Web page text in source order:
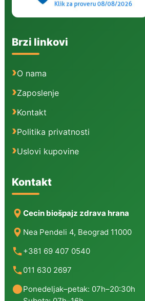
Brzi linkovi
O nama
Zaposlenje
Kontakt
Politika privatnosti
Uslovi kupovine
Kontakt
Cecin biošpajz zdrava hrana
Nea Pendeli 4, Beograd 11000
+381 69 407 0540
011 630 2697
Ponedeljak–petak: 07h–20:30h